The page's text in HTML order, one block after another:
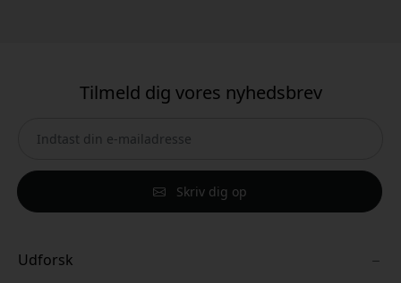
Tilmeld dig vores nyhedsbrev
Skriv dig op
Udforsk